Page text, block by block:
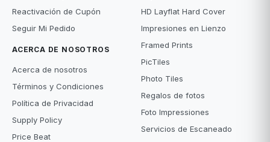
Reactivación de Cupón
Seguir Mi Pedido
ACERCA DE NOSOTROS
Acerca de nosotros
Términos y Condiciones
Política de Privacidad
Supply Policy
Price Beat
HD Layflat Hard Cover
Impresiones en Lienzo
Framed Prints
PicTiles
Photo Tiles
Regalos de fotos
Foto Impressiones
Servicios de Escaneado